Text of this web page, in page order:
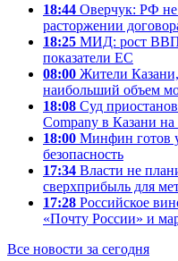
18:44 Оверчук: РФ
расторжении
18:25 МИД: рост ВВП
показатели ЕС
08:00 Жители
наибольший объем
18:08 Суд
Company в Казани на
18:00 Минфин готов
безопасность
17:34 Власти не
сверхприбыль для
17:28 Российское
«Почту России» и
Все новости за сегодня